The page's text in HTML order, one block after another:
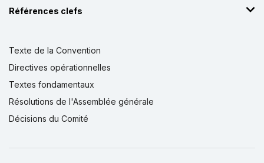
Références clefs
Texte de la Convention
Directives opérationnelles
Textes fondamentaux
Résolutions de l'Assemblée générale
Décisions du Comité